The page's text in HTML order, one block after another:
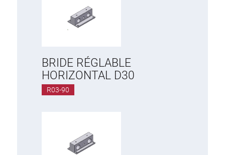
BRIDE RÉGLABLE
HORIZONTAL D30
R03-90